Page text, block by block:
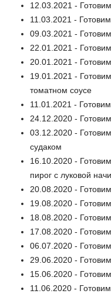
12.03.2021 -
11.03.2021 -
09.03.2021 -
22.01.2021 -
20.01.2021 -
19.01.2021 -
томатном соусе
11.01.2021 -
24.12.2020 -
03.12.2020 -
судаком
16.10.2020 -
пирог с луковой
20.08.2020 -
19.08.2020 -
18.08.2020 -
17.08.2020 -
06.07.2020 -
29.06.2020 -
15.06.2020 -
11.06.2020 -